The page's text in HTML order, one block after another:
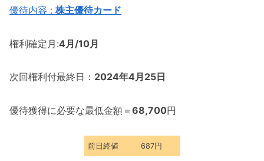
優待内容 : 株主優待カード
権利確定月:4月/10月
次回権利付最終日： 2024年4月25日
優待獲得に必要な最低金額＝ 68,700円
前日終値 687円